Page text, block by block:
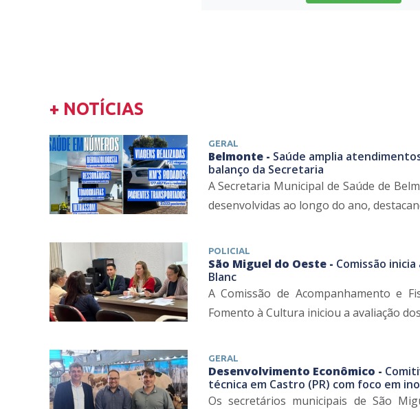
+ NOTÍCIAS
GERAL
Belmonte - Saúde amplia
balanço da Secretaria
A Secretaria Municipal de Saúde de
desenvolvidas ao longo do ano,
POLICIAL
São Miguel do Oeste - Comissão
Blanc
A Comissão de Acompanhamento e
Fomento à Cultura iniciou a avaliação
GERAL
Desenvolvimento Econômico -
técnica em Castro (PR) com foco em
Os secretários municipais de São